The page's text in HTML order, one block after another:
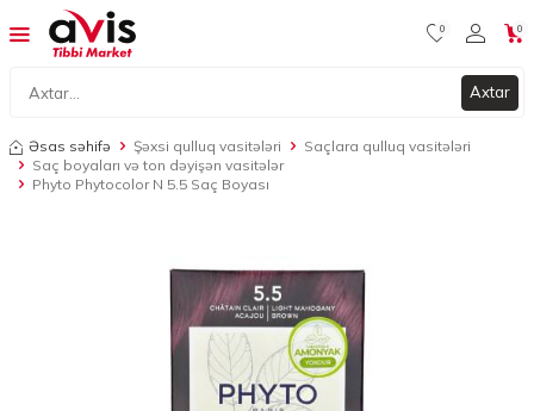
Axtar
0 0
Əsas səhifə Şəxsi qulluq vasitələri
Saçlara qulluq vasitələri
Saç boyaları və ton dəyişən vasitələr
Phyto Phytocolor N 5.5 Saç Boyası